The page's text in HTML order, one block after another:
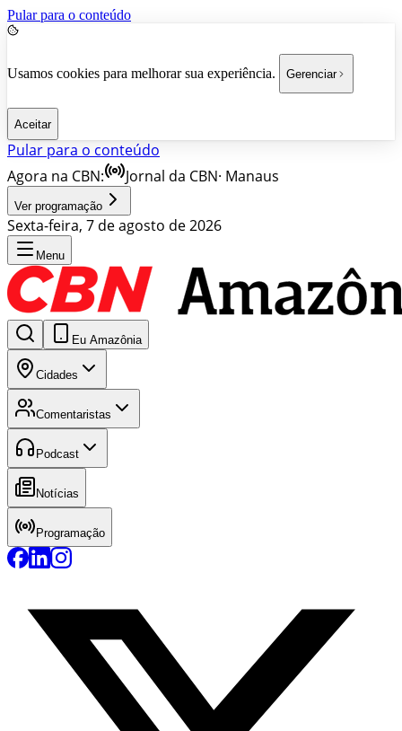
Pular para o conteúdo
Usamos cookies para melhorar sua experiência. Gerenciar
Aceitar
Pular para o conteúdo
Agora na CBN:
Jornal da CBN· Manaus
Ver programação
Sexta-feira, 7 de agosto de 2026
Menu
Eu Amazônia
Cidades
Comentaristas
Podcast
Notícias
Programação